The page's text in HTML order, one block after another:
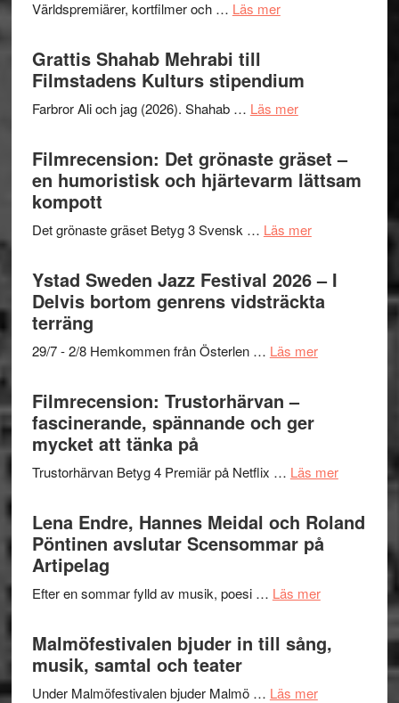
X-
I
Want
to
Believe
Vrach
Frankenshtey
med
Mulder
och
Dana
Världspremiärer, kortfilmer och … Läs merom
presenterar
19
titlar
i
Grattis Shahab Mehrabi till
Filmstadens Kulturs stipendium
Farbror Ali och jag (2026). Shahab … Läs merom
Shahab
Mehrabi
till
Kulturs
Filmrecension: Det grönaste gräset –
en humoristisk och hjärtevarm lättsam
kompott
Det grönaste gräset Betyg 3 Svensk … Läs merom
Det
grönaste
gräset
en
hjärtevarm
Ystad Sweden Jazz Festival 2026 – I
Delvis bortom genrens vidsträckta
terräng
29/7 - 2/8 Hemkommen från Österlen … Läs merom
–
Delvis
bortom
terräng
Filmrecension: Trustorhärvan –
fascinerande, spännande och ger
mycket att tänka på
Trustorhärvan Betyg 4 Premiär på Netflix … Läs merom
–
Lena Endre, Hannes Meidal och Roland
Pöntinen avslutar Scensommar på
Artipelag
Efter en sommar fylld av musik, poesi … Läs merom
Hannes
Malmöfestivalen bjuder in till sång,
musik, samtal och teater
Under Malmöfestivalen bjuder Malmö … Läs merom